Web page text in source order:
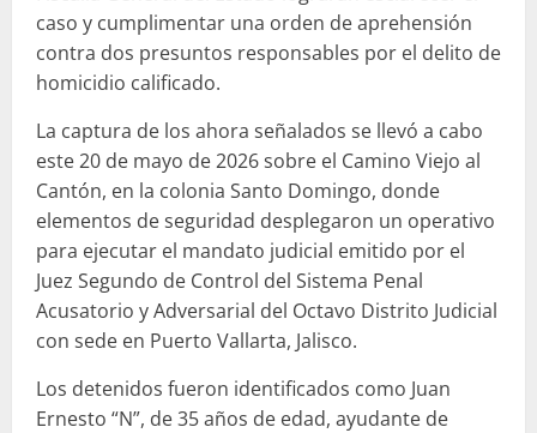
caso y cumplimentar una orden de aprehensión
contra dos presuntos responsables por el delito de
homicidio calificado.
La captura de los ahora señalados se llevó a cabo
este 20 de mayo de 2026 sobre el Camino Viejo al
Cantón, en la colonia Santo Domingo, donde
elementos de seguridad desplegaron un operativo
para ejecutar el mandato judicial emitido por el
Juez Segundo de Control del Sistema Penal
Acusatorio y Adversarial del Octavo Distrito Judicial
con sede en Puerto Vallarta, Jalisco.
Los detenidos fueron identificados como Juan
Ernesto “N”, de 35 años de edad, ayudante de